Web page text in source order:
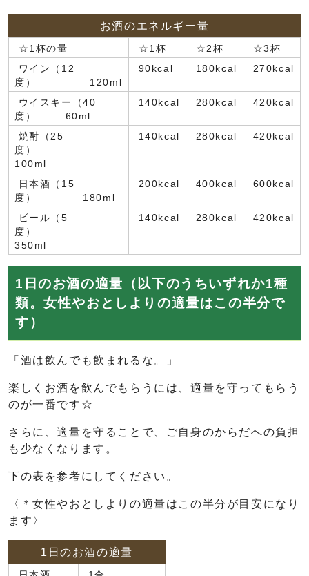
お酒のエネルギー量
☆1杯の量 ☆1杯 ☆2杯
☆3杯
ワイン（12
度） 120ml
90kcal 180kcal 270kcal
ウイスキー（40
度） 60ml
140kcal 280kcal 420kcal
焼酎（25
度）
100ml
140kcal 280kcal 420kcal
日本酒（15
度） 180ml
200kcal 400kcal 600kcal
ビール（5
度）
350ml
140kcal 280kcal 420kcal
1日のお酒の適量（以下のうちいずれか1種
類。女性やおとしよりの適量はこの半分で
す）
「酒は飲んでも飲まれるな。」
楽しくお酒を飲んでもらうには、適量を守ってもらう
のが一番です☆
さらに、適量を守ることで、ご自身のからだへの負担
も少なくなります。
下の表を参考にしてください。
〈＊女性やおとしよりの適量はこの半分が目安になり
ます〉
1日のお酒の適量